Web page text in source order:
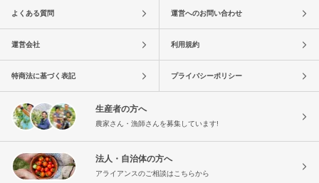
よくある質問 運営へのお問い合わせ
運営会社 利用規約
特商法に基づく表記 プライバシーポリシー
生産者の方へ
農家さん・漁師さんを募集しています!
法人・自治体の方へ
アライアンスのご相談はこちらから